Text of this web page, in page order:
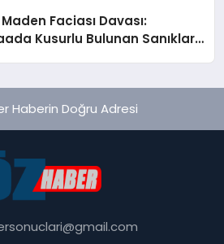
Faciası Davası:
Kusurlu Bulunan Sanıklar
Haberin Doğru Adresi